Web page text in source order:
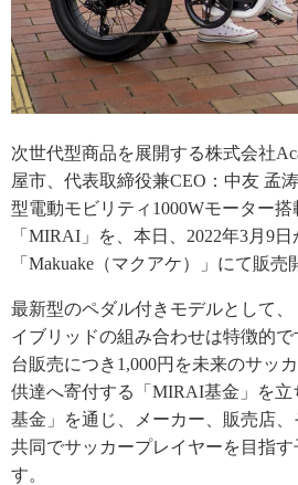
次世代型商品を展開する株式会社
屋市、代表取締役兼CEO：中友 孟
型電動モビリティ1000Wモーター
「MIRAI」を、本日、2022年3月9
「Makuake（マクアケ）」にて販売
最新型のペダル付きモデルとして
イブリッドの組み合わせは特徴的
台販売につき1,000円を未来のサッ
供達へ寄付する「MIRAI基金」を
基金」を通じ、メーカー、販売店
共同でサッカープレイヤーを目指す
す。